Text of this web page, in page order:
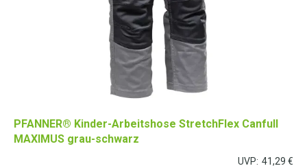
PFANNER® Kinder-Arbeitshose StretchFlex Canfull
MAXIMUS grau-schwarz
UVP: 41,29 €